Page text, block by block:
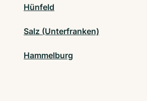
Hünfeld
Salz (Unterfranken)
Hammelburg